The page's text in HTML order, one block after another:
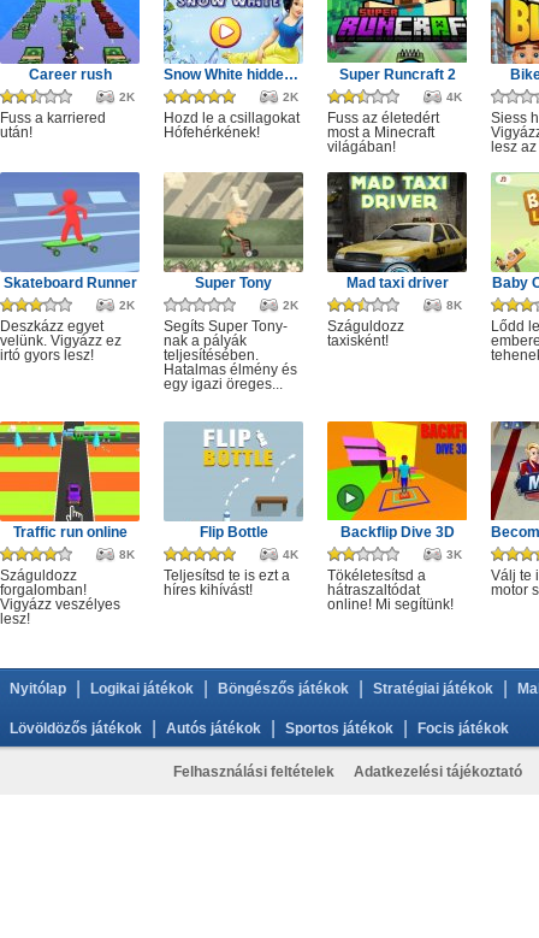
Career rush
2K
Fuss a karriered
után!
Snow White hidden stars
2K
Hozd le a csillagokat
Hófehérkének!
Super Runcraft 2
4K
Fuss az életedért
most a Minecraft
világában!
Siess
lesz
Skateboard Runner
2K
Deszkázz egyet
velünk. Vigyázz ez
irtó gyors lesz!
Super Tony
2K
Segíts Super Tony-
nak a pályák
teljesítésében.
Hatalmas élmény és
egy igazi öreges...
Mad taxi driver
8K
Száguldozz
taxisként!
Baby
Lődd
Traffic run online
8K
Száguldozz
forgalomban!
Vigyázz veszélyes
lesz!
Flip Bottle
4K
Teljesítsd te is ezt a
híres kihívást!
Backflip Dive 3D
3K
Tökéletesítsd a
hátraszaltódat
online! Mi segítünk!
Válj te
motor
Nyitólap Logikai játékok Böngészős játékok Stratégiai játékok
Lövöldözős játékok Autós játékok Sportos játékok Focis játékok
Felhasználási feltételek Adatkezelési tájékoztató